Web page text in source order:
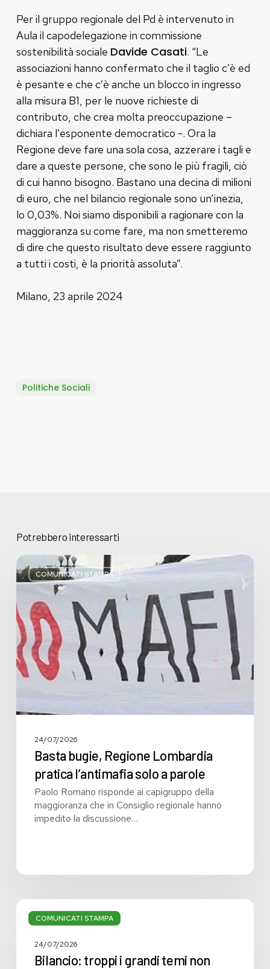
Per il gruppo regionale del Pd è intervenuto in
Aula il capodelegazione in commissione
sostenibilità sociale Davide Casati. “Le
associazioni hanno confermato che il taglio c’è ed
è pesante e che c’è anche un blocco in ingresso
alla misura B1, per le nuove richieste di
contributo, che crea molta preoccupazione –
dichiara l’esponente democratico -. Ora la
Regione deve fare una sola cosa, azzerare i tagli e
dare a queste persone, che sono le più fragili, ciò
di cui hanno bisogno. Bastano una decina di milioni
di euro, che nel bilancio regionale sono un’inezia,
lo 0,03%. Noi siamo disponibili a ragionare con la
maggioranza su come fare, ma non smetteremo
di dire che questo risultato deve essere raggiunto
a tutti i costi, è la priorità assoluta”.
Milano, 23 aprile 2024
Politiche Sociali
Potrebbero interessarti
COMUNICATI STAMPA
Basta
bugie,
Regione
Lombardia
pratica
l’antimafia
solo
a
parole
24/07/2026
Basta bugie, Regione Lombardia
pratica l’antimafia solo a parole
Paolo Romano risponde ai capigruppo della
maggioranza che in Consiglio regionale hanno
impedito la discussione…
COMUNICATI STAMPA
Bilancio:
troppi
grandi24/07/2026
Bilancio: troppi i grandi temi non